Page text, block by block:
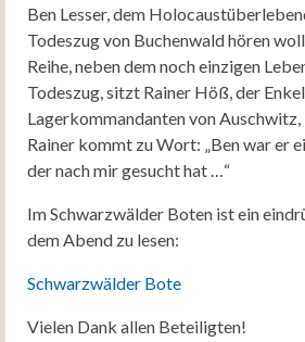
Ben Lesser, dem
Todeszug von Buchenwald hören
Reihe, neben dem noch einzigen
Todeszug, sitzt Rainer Höß, der
Lagerkommandanten von
Rainer kommt zu Wort: „Ben war er
der nach mir gesucht hat …“
Im Schwarzwälder Boten ist ein
dem Abend zu lesen:
Schwarzwälder Bote
Vielen Dank allen Beteiligten!